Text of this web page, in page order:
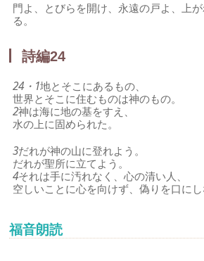
門よ、とびらを開け、永遠の戸よ、上
る。
詩編24
24・1地とそこにあるもの、
世界とそこに住むものは神のもの。
2神は海に地の基をすえ、
水の上に固められた。
3だれが神の山に登れよう。
だれが聖所に立てよう。
4それは手に汚れなく、心の清い人、
空しいことに心を向けず、偽りを口にし
福音朗読